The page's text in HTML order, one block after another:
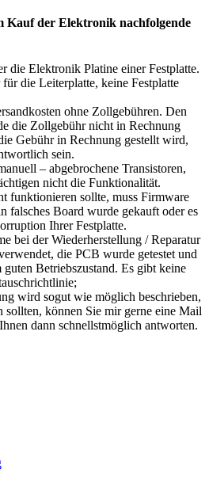
Kauf der Elektronik nachfolgende
die Elektronik Platine einer Festplatte.
die Leiterplatte, keine Festplatte
ohne Zollgebühren. Den
die Zollgebühr nicht in Rechnung
Gebühr in Rechnung gestellt wird,
sein.
– abgebrochene Transistoren,
nicht die Funktionalität.
funktionieren sollte, muss Firmware
falsches Board wurde gekauft oder es
Ihrer Festplatte.
bei der Wiederherstellung / Reparatur
die PCB wurde getestet und
Betriebszustand. Es gibt keine
wird sogut wie möglich beschrieben,
sollten, können Sie mir gerne eine Mail
dann schnellstmöglich antworten.